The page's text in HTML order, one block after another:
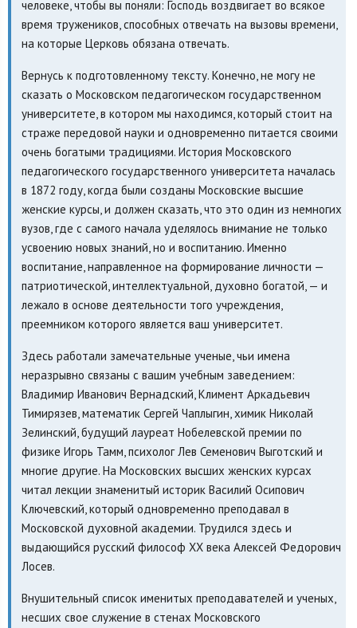
человеке, чтобы вы поняли: Господь воздвигает во всякое
время тружеников, способных отвечать на вызовы времени,
на которые Церковь обязана отвечать.
Вернусь к подготовленному тексту. Конечно, не могу не
сказать о Московском педагогическом государственном
университете, в котором мы находимся, который стоит на
страже передовой науки и одновременно питается своими
очень богатыми традициями. История Московского
педагогического государственного университета началась
в 1872 году, когда были созданы Московские высшие
женские курсы, и должен сказать, что это один из немногих
вузов, где с самого начала уделялось внимание не только
усвоению новых знаний, но и воспитанию. Именно
воспитание, направленное на формирование личности —
патриотической, интеллектуальной, духовно богатой, — и
лежало в основе деятельности того учреждения,
преемником которого является ваш университет.
Здесь работали замечательные ученые, чьи имена
неразрывно связаны с вашим учебным заведением:
Владимир Иванович Вернадский, Климент Аркадьевич
Тимирязев, математик Сергей Чаплыгин, химик Николай
Зелинский, будущий лауреат Нобелевской премии по
физике Игорь Тамм, психолог Лев Семенович Выготский и
многие другие. На Московских высших женских курсах
читал лекции знаменитый историк Василий Осипович
Ключевский, который одновременно преподавал в
Московской духовной академии. Трудился здесь и
выдающийся русский философ XX века Алексей Федорович
Лосев.
Внушительный список именитых преподавателей и ученых,
несших свое служение в стенах Московского